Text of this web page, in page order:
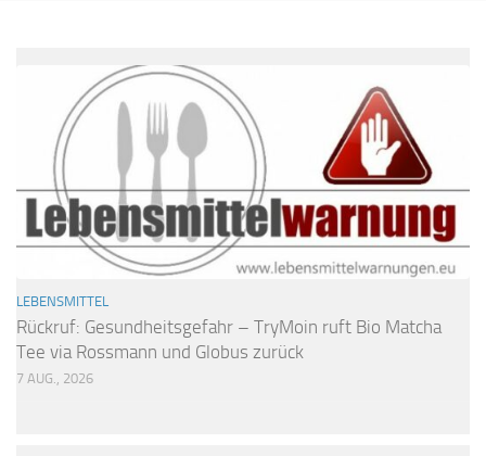
LEBENSMITTEL
Rückruf: Gesundheitsgefahr – TryMoin ruft Bio Matcha
Tee via Rossmann und Globus zurück
7 AUG., 2026